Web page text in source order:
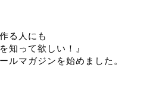
る人にも
知って欲しい！』
ルマガジンを始めました。